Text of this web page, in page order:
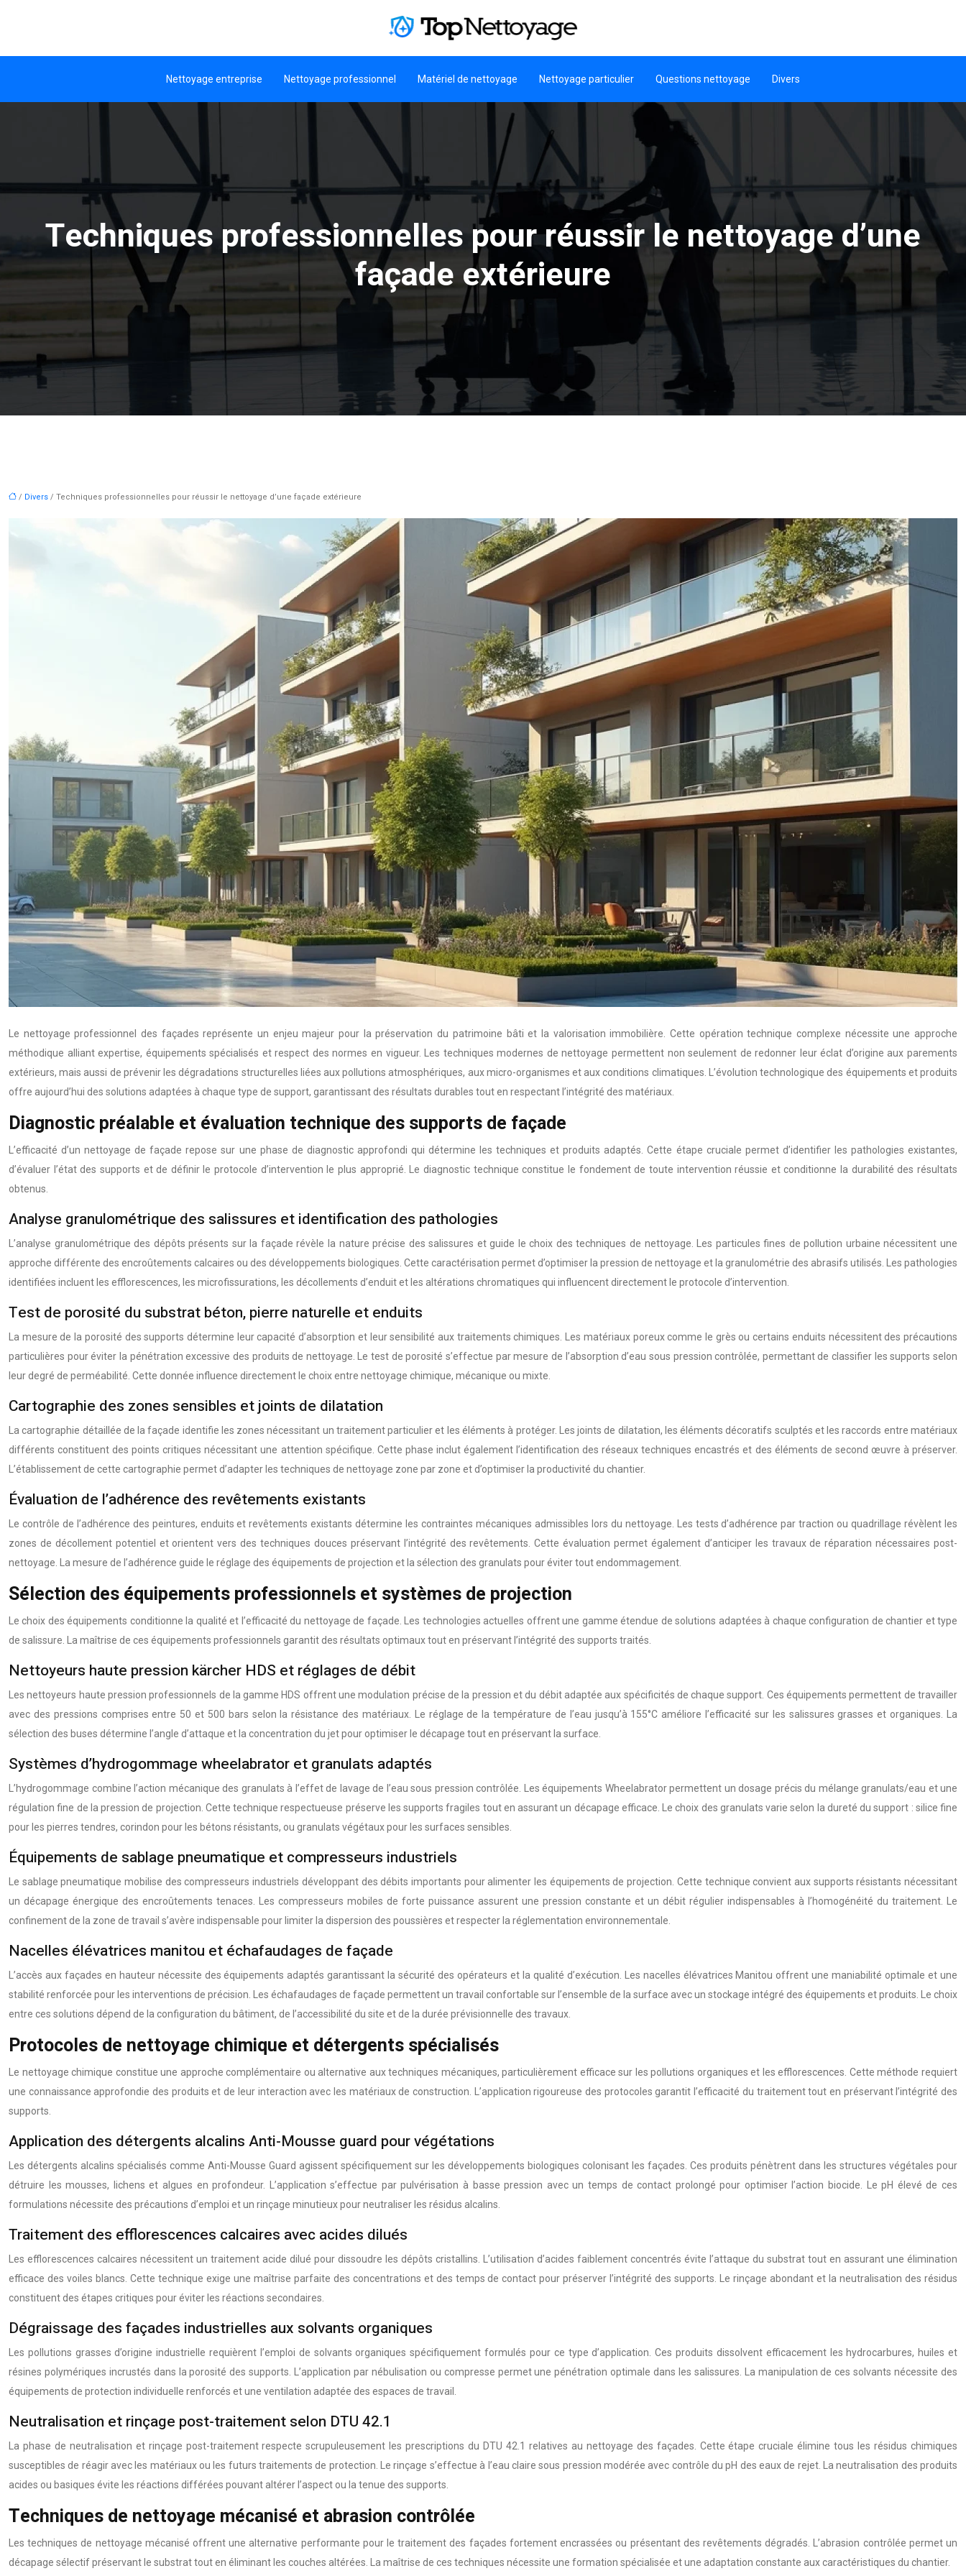
Nettoyage entreprise Nettoyage professionnel Matériel de nettoyage Nettoyage particulier Questions nettoyage Divers
Techniques professionnelles pour réussir le nettoyage d’une
façade extérieure
/ Divers / Techniques professionnelles pour réussir le nettoyage d’une façade extérieure
Le nettoyage professionnel des façades représente un enjeu majeur pour la préservation du patrimoine bâti et la valorisation immobilière. Cette opération technique complexe nécessite une approche
méthodique alliant expertise, équipements spécialisés et respect des normes en vigueur. Les techniques modernes de nettoyage permettent non seulement de redonner leur éclat d’origine aux parements
extérieurs, mais aussi de prévenir les dégradations structurelles liées aux pollutions atmosphériques, aux micro-organismes et aux conditions climatiques. L’évolution technologique des équipements et produits
offre aujourd’hui des solutions adaptées à chaque type de support, garantissant des résultats durables tout en respectant l’intégrité des matériaux.
Diagnostic préalable et évaluation technique des supports de façade
L’efficacité d’un nettoyage de façade repose sur une phase de diagnostic approfondi qui détermine les techniques et produits adaptés. Cette étape cruciale permet d’identifier les pathologies existantes,
d’évaluer l’état des supports et de définir le protocole d’intervention le plus approprié. Le diagnostic technique constitue le fondement de toute intervention réussie et conditionne la durabilité des résultats
obtenus.
Analyse granulométrique des salissures et identification des pathologies
L’analyse granulométrique des dépôts présents sur la façade révèle la nature précise des salissures et guide le choix des techniques de nettoyage. Les particules fines de pollution urbaine nécessitent une
approche différente des encroûtements calcaires ou des développements biologiques. Cette caractérisation permet d’optimiser la pression de nettoyage et la granulométrie des abrasifs utilisés. Les pathologies
identifiées incluent les efflorescences, les microfissurations, les décollements d’enduit et les altérations chromatiques qui influencent directement le protocole d’intervention.
Test de porosité du substrat béton, pierre naturelle et enduits
La mesure de la porosité des supports détermine leur capacité d’absorption et leur sensibilité aux traitements chimiques. Les matériaux poreux comme le grès ou certains enduits nécessitent des précautions
particulières pour éviter la pénétration excessive des produits de nettoyage. Le test de porosité s’effectue par mesure de l’absorption d’eau sous pression contrôlée, permettant de classifier les supports selon
leur degré de perméabilité. Cette donnée influence directement le choix entre nettoyage chimique, mécanique ou mixte.
Cartographie des zones sensibles et joints de dilatation
La cartographie détaillée de la façade identifie les zones nécessitant un traitement particulier et les éléments à protéger. Les joints de dilatation, les éléments décoratifs sculptés et les raccords entre matériaux
différents constituent des points critiques nécessitant une attention spécifique. Cette phase inclut également l’identification des réseaux techniques encastrés et des éléments de second œuvre à préserver.
L’établissement de cette cartographie permet d’adapter les techniques de nettoyage zone par zone et d’optimiser la productivité du chantier.
Évaluation de l’adhérence des revêtements existants
Le contrôle de l’adhérence des peintures, enduits et revêtements existants détermine les contraintes mécaniques admissibles lors du nettoyage. Les tests d’adhérence par traction ou quadrillage révèlent les
zones de décollement potentiel et orientent vers des techniques douces préservant l’intégrité des revêtements. Cette évaluation permet également d’anticiper les travaux de réparation nécessaires post-
nettoyage. La mesure de l’adhérence guide le réglage des équipements de projection et la sélection des granulats pour éviter tout endommagement.
Sélection des équipements professionnels et systèmes de projection
Le choix des équipements conditionne la qualité et l’efficacité du nettoyage de façade. Les technologies actuelles offrent une gamme étendue de solutions adaptées à chaque configuration de chantier et type
de salissure. La maîtrise de ces équipements professionnels garantit des résultats optimaux tout en préservant l’intégrité des supports traités.
Nettoyeurs haute pression kärcher HDS et réglages de débit
Les nettoyeurs haute pression professionnels de la gamme HDS offrent une modulation précise de la pression et du débit adaptée aux spécificités de chaque support. Ces équipements permettent de travailler
avec des pressions comprises entre 50 et 500 bars selon la résistance des matériaux. Le réglage de la température de l’eau jusqu’à 155°C améliore l’efficacité sur les salissures grasses et organiques. La
sélection des buses détermine l’angle d’attaque et la concentration du jet pour optimiser le décapage tout en préservant la surface.
Systèmes d’hydrogommage wheelabrator et granulats adaptés
L’hydrogommage combine l’action mécanique des granulats à l’effet de lavage de l’eau sous pression contrôlée. Les équipements Wheelabrator permettent un dosage précis du mélange granulats/eau et une
régulation fine de la pression de projection. Cette technique respectueuse préserve les supports fragiles tout en assurant un décapage efficace. Le choix des granulats varie selon la dureté du support : silice fine
pour les pierres tendres, corindon pour les bétons résistants, ou granulats végétaux pour les surfaces sensibles.
Équipements de sablage pneumatique et compresseurs industriels
Le sablage pneumatique mobilise des compresseurs industriels développant des débits importants pour alimenter les équipements de projection. Cette technique convient aux supports résistants nécessitant
un décapage énergique des encroûtements tenaces. Les compresseurs mobiles de forte puissance assurent une pression constante et un débit régulier indispensables à l’homogénéité du traitement. Le
confinement de la zone de travail s’avère indispensable pour limiter la dispersion des poussières et respecter la réglementation environnementale.
Nacelles élévatrices manitou et échafaudages de façade
L’accès aux façades en hauteur nécessite des équipements adaptés garantissant la sécurité des opérateurs et la qualité d’exécution. Les nacelles élévatrices Manitou offrent une maniabilité optimale et une
stabilité renforcée pour les interventions de précision. Les échafaudages de façade permettent un travail confortable sur l’ensemble de la surface avec un stockage intégré des équipements et produits. Le choix
entre ces solutions dépend de la configuration du bâtiment, de l’accessibilité du site et de la durée prévisionnelle des travaux.
Protocoles de nettoyage chimique et détergents spécialisés
Le nettoyage chimique constitue une approche complémentaire ou alternative aux techniques mécaniques, particulièrement efficace sur les pollutions organiques et les efflorescences. Cette méthode requiert
une connaissance approfondie des produits et de leur interaction avec les matériaux de construction. L’application rigoureuse des protocoles garantit l’efficacité du traitement tout en préservant l’intégrité des
supports.
Application des détergents alcalins Anti-Mousse guard pour végétations
Les détergents alcalins spécialisés comme Anti-Mousse Guard agissent spécifiquement sur les développements biologiques colonisant les façades. Ces produits pénètrent dans les structures végétales pour
détruire les mousses, lichens et algues en profondeur. L’application s’effectue par pulvérisation à basse pression avec un temps de contact prolongé pour optimiser l’action biocide. Le pH élevé de ces
formulations nécessite des précautions d’emploi et un rinçage minutieux pour neutraliser les résidus alcalins.
Traitement des efflorescences calcaires avec acides dilués
Les efflorescences calcaires nécessitent un traitement acide dilué pour dissoudre les dépôts cristallins. L’utilisation d’acides faiblement concentrés évite l’attaque du substrat tout en assurant une élimination
efficace des voiles blancs. Cette technique exige une maîtrise parfaite des concentrations et des temps de contact pour préserver l’intégrité des supports. Le rinçage abondant et la neutralisation des résidus
constituent des étapes critiques pour éviter les réactions secondaires.
Dégraissage des façades industrielles aux solvants organiques
Les pollutions grasses d’origine industrielle requièrent l’emploi de solvants organiques spécifiquement formulés pour ce type d’application. Ces produits dissolvent efficacement les hydrocarbures, huiles et
résines polymériques incrustés dans la porosité des supports. L’application par nébulisation ou compresse permet une pénétration optimale dans les salissures. La manipulation de ces solvants nécessite des
équipements de protection individuelle renforcés et une ventilation adaptée des espaces de travail.
Neutralisation et rinçage post-traitement selon DTU 42.1
La phase de neutralisation et rinçage post-traitement respecte scrupuleusement les prescriptions du DTU 42.1 relatives au nettoyage des façades. Cette étape cruciale élimine tous les résidus chimiques
susceptibles de réagir avec les matériaux ou les futurs traitements de protection. Le rinçage s’effectue à l’eau claire sous pression modérée avec contrôle du pH des eaux de rejet. La neutralisation des produits
acides ou basiques évite les réactions différées pouvant altérer l’aspect ou la tenue des supports.
Techniques de nettoyage mécanisé et abrasion contrôlée
Les techniques de nettoyage mécanisé offrent une alternative performante pour le traitement des façades fortement encrassées ou présentant des revêtements dégradés. L’abrasion contrôlée permet un
décapage sélectif préservant le substrat tout en éliminant les couches altérées. La maîtrise de ces techniques nécessite une formation spécialisée et une adaptation constante aux caractéristiques du chantier.